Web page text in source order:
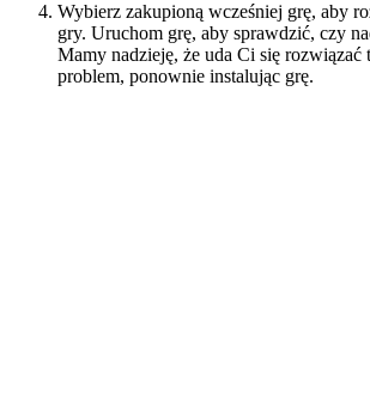
Wybierz zakupioną wcześniej grę, aby
gry. Uruchom grę, aby sprawdzić, czy
Mamy nadzieję, że uda Ci się rozwiązać
problem, ponownie instalując grę.